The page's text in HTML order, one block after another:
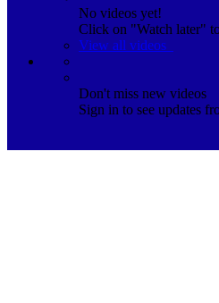
No videos yet!
Click on "Watch later"
View all videos
Don't miss new videos
Sign in to see updates